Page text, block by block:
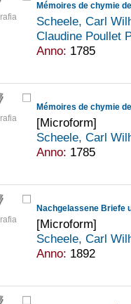
Mémoires de chymie
Scheele, Carl
Claudine Poullet
Anno: 1785
Mémoires de chymie
[Microform]
Scheele, Carl
Anno: 1785
Nachgelassene Briefe
[Microform]
Scheele, Carl
Anno: 1892